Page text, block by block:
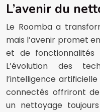
L’avenir du
Le Roomba a
mais l’avenir promet
et de fonctionnalités
L’évolution des
l’intelligence
connectés offriront
un nettoyage